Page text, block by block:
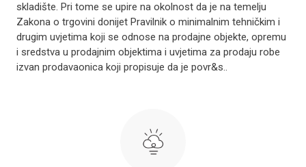
skladište. Pri tome se upire na okolnost da je na temelju
Zakona o trgovini donijet Pravilnik o minimalnim tehničkim i
drugim uvjetima koji se odnose na prodajne objekte, opremu
i sredstva u prodajnim objektima i uvjetima za prodaju robe
izvan prodavaonica koji propisuje da je povr&s..